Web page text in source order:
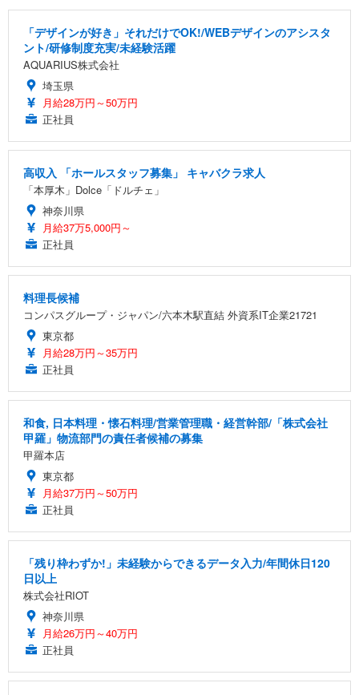
「デザインが好き」それだけでOK!/WEBデザインのアシスタ
ント/研修制度充実/未経験活躍
AQUARIUS株式会社
埼玉県
月給28万円～50万円
正社員
高収入 「ホールスタッフ募集」 キャバクラ求人
「本厚木」Dolce「ドルチェ」
神奈川県
月給37万5,000円～
正社員
料理長候補
コンパスグループ・ジャパン/六本木駅直結 外資系IT企業21721
東京都
月給28万円～35万円
正社員
和食, 日本料理・懐石料理/営業管理職・経営幹部/「株式会社
甲羅」物流部門の責任者候補の募集
甲羅本店
東京都
月給37万円～50万円
正社員
「残り枠わずか!」未経験からできるデータ入力/年間休日120
日以上
株式会社RIOT
神奈川県
月給26万円～40万円
正社員